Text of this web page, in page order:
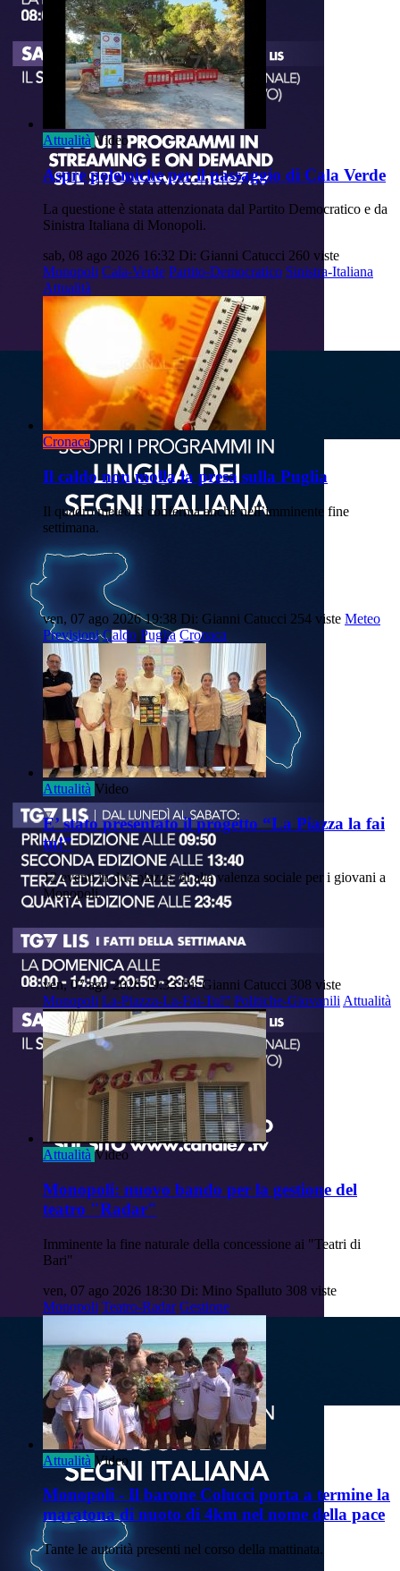
Attualità Video
Aspre polemiche per il passaggio di Cala Verde
La questione è stata attenzionata dal Partito Democratico e da
Sinistra Italiana di Monopoli.
sab, 08 ago 2026 16:32 Di: Gianni Catucci 260 viste
Monopoli Cala-Verde Partito-Democratico Sinistra-Italiana
Attualità
Cronaca
Il caldo non molla la presa sulla Puglia
Il quadro meteo si conferma anche nell’imminente fine
settimana.
ven, 07 ago 2026 19:38 Di: Gianni Catucci 254 viste Meteo
Previsioni Caldo Puglia Cronaca
Attualità Video
E’ stato presentato il progetto “La Piazza la fai
tu!”
12 eventi in due piazze, di alta valenza sociale per i giovani a
Monopoli.
ven, 07 ago 2026 19:33 Di: Gianni Catucci 308 viste
Monopoli La-Piazza-La-Fai-Tu!” Politiche-Giovanili Attualità
Attualità Video
Monopoli: nuovo bando per la gestione del
teatro "Radar"
Imminente la fine naturale della concessione ai "Teatri di
Bari"
ven, 07 ago 2026 18:30 Di: Mino Spalluto 308 viste
Monopoli Teatro-Radar Gestione
Attualità Video
Monopoli - Il barone Colucci porta a termine la
maratona di nuoto di 4km nel nome della pace
Tante le autorità presenti nel corso della mattinata.